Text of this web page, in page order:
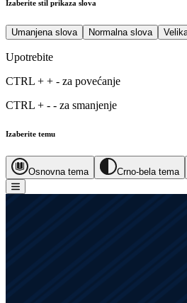
Izaberite stil prikaza slova
Umanjena slova Normalna slova
Upotrebite
CTRL + + - za povećanje
CTRL + - - za smanjenje
Izaberite temu
Osnovna tema Crno-bela tema